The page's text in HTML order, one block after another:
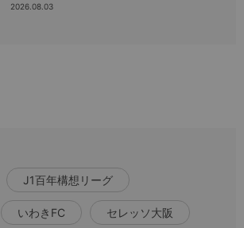
2026.08.03
J1百年構想リーグ
いわきFC セレッソ大阪